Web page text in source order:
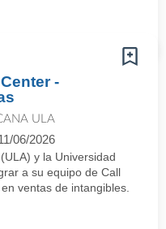
-
ULA
06/2026
y la Universidad
a su equipo de Call
ventas de intangibles.